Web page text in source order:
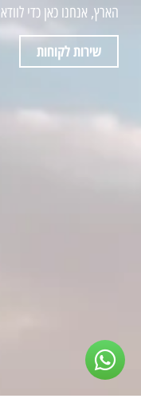
הארץ, אנחנו כאן כדי
שירות לקוחות